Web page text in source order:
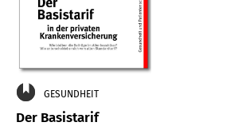
GESUNDHEIT
Der Basistarif